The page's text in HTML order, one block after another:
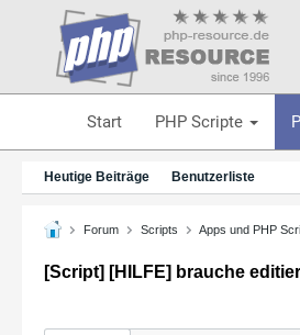
Start PHP Scripte
Heutige Beiträge Benutzerliste
Forum Scripts Apps und PHP
[Script] [HILFE] brauche